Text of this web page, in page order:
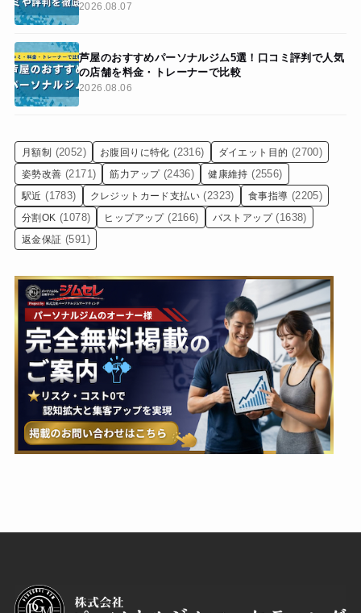
2026.08.07
芦屋のおすすめパーソナルジム5選！口コミ評判で人気
の店舗を料金・トレーナーで比較
2026.08.06
月額制 (2052) お腹回りに特化 (2316) ダイエット目的 (2700)
姿勢改善 (2171) 筋力アップ (2436) 健康維持 (2556)
駅近 (1783) クレジットカード支払い (2323) 食事指導 (2205)
分割OK (1078) ヒップアップ (2166) バストアップ (1638)
返金保証 (591)